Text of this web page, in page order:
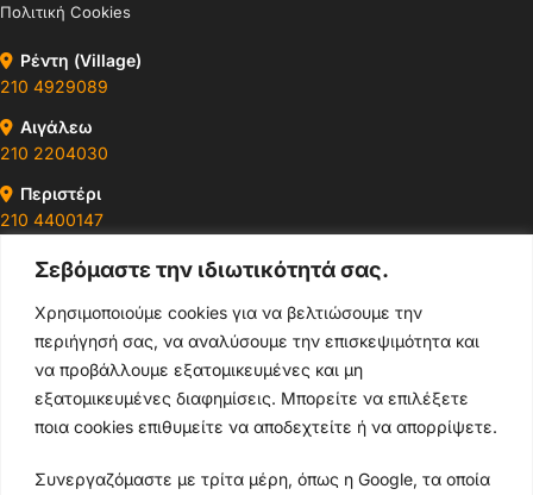
Σεβόμαστε την ιδιωτικότητά σας.
Χρησιμοποιούμε cookies για να βελτιώσουμε την
περιήγησή σας, να αναλύσουμε την επισκεψιμότητα και
να προβάλλουμε εξατομικευμένες και μη
εξατομικευμένες διαφημίσεις. Μπορείτε να επιλέξετε
ποια cookies επιθυμείτε να αποδεχτείτε ή να απορρίψετε.
Συνεργαζόμαστε με τρίτα μέρη, όπως η Google, τα οποία
Πολιτική Cookies
Ρέντη (Village)
210 4929089
Αιγάλεω
210 2204030
Περιστέρι
210 4400147
Ωράρια & Διευθύνσεις →
210 4929089
Κεντρικό τηλέφωνο
info@thikishop.gr
Δευ - Σάβ: 10:00 - 21:00